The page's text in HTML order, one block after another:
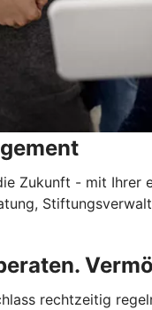
Zukunft - mit Ihrer
rechtzeitig